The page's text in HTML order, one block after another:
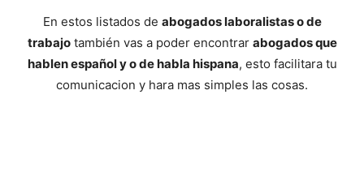
En estos listados de abogados laboralistas o de
trabajotambién vas a poder encontrar abogados que
hablen español y o de habla hispana, esto facilitara tu
comunicacion y hara mas simples las cosas.